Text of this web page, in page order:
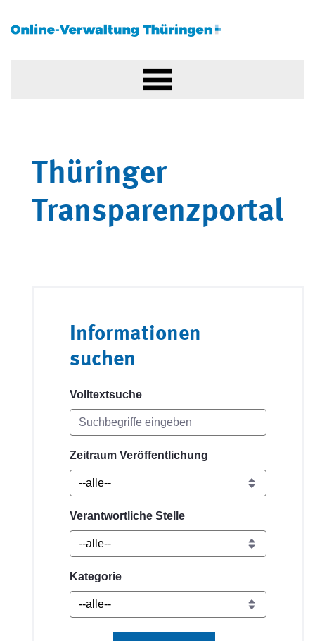
Thüringer
Transparenzportal
Informationen
suchen
Volltextsuche
Zeitraum Veröffentlichung
Verantwortliche Stelle
Kategorie